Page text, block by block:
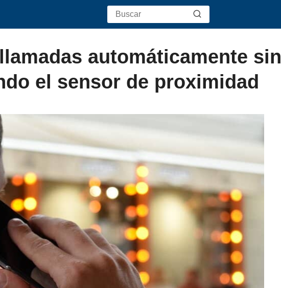
automáticamente sin
el sensor de proximidad